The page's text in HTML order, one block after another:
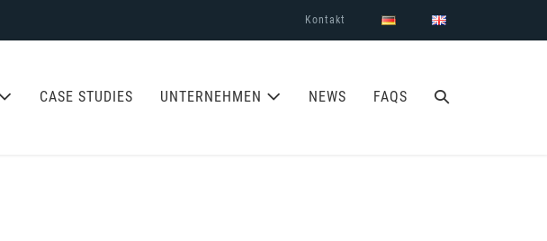
Kontakt
CASE STUDIES UNTERNEHMEN NEWS FAQS
SUCHE-